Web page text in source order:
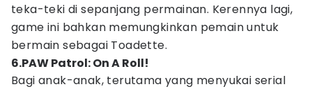
teka-teki di sepanjang permainan. Kerennya lagi,
game ini bahkan memungkinkan pemain untuk
bermain sebagai Toadette.
6.PAW Patrol: On A Roll!
Bagi anak-anak, terutama yang menyukai serial